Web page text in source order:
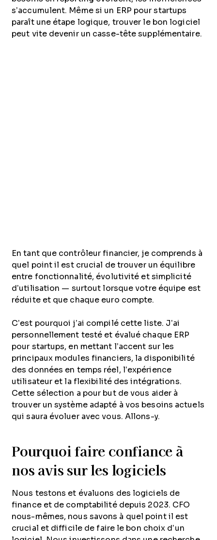
s’accumulent. Même si un ERP pour startups
paraît une étape logique, trouver le bon logiciel
peut vite devenir un casse-tête supplémentaire.
En tant que contrôleur financier, je comprends à
quel point il est crucial de trouver un équilibre
entre fonctionnalité, évolutivité et simplicité
d’utilisation — surtout lorsque votre équipe est
réduite et que chaque euro compte.
C’est pourquoi j’ai compilé cette liste. J’ai
personnellement testé et évalué chaque ERP
pour startups, en mettant l’accent sur les
principaux modules financiers, la disponibilité
des données en temps réel, l’expérience
utilisateur et la flexibilité des intégrations.
Cette sélection a pour but de vous aider à
trouver un système adapté à vos besoins actuels
qui saura évoluer avec vous. Allons-y.
Pourquoi faire confiance à
nos avis sur les logiciels
Nous testons et évaluons des logiciels de
finance et de comptabilité depuis 2023. CFO
nous-mêmes, nous savons à quel point il est
crucial et difficile de faire le bon choix d’un